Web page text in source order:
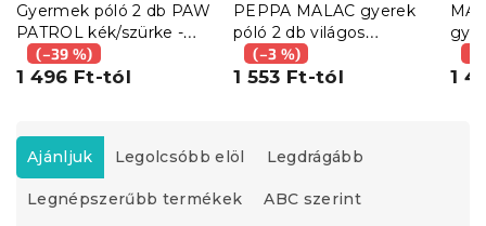
Gyermek póló 2 db PAW
PATROL kék/szürke -
különböző méretekben
(–39 %)
1 496 Ft-tól
PEPPA MALAC gyerek
póló 2 db világos
rózsaszín/fehér -
különböző méretekben
(–3 %)
1 553 Ft-tól 1
T
e
r
m
Ajánljuk Legolcsóbb elöl Legdrágább
Legnépszerűbb termékek ABC szerint